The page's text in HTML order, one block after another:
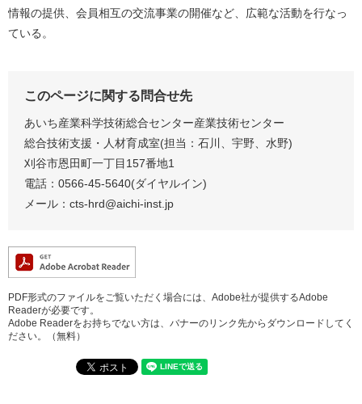
情報の提供、会員相互の交流事業の開催など、広範な活動を行なっ
ている。
このページに関する問合せ先
あいち産業科学技術総合センター産業技術センター
総合技術支援・人材育成室(担当：石川、宇野、水野)
刈谷市恩田町一丁目157番地1
電話：0566-45-5640(ダイヤルイン)
メール： cts-hrd@aichi-inst.jp
PDF形式のファイルをご覧いただく場合には、Adobe社が提供するAdobe
Readerが必要です。
Adobe Readerをお持ちでない方は、バナーのリンク先からダウンロードしてく
ださい。（無料）